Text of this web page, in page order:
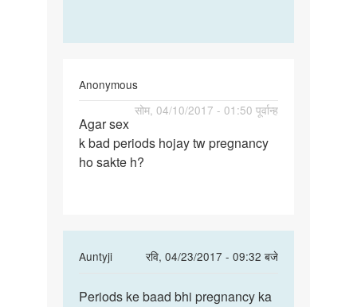
Anonymous
सोम, 04/10/2017 - 01:50 पूर्वान्ह
Agar
sex
k
Agar sex
k bad periods hojay tw pregnancy
ho sakte h?
Auntyji
रवि, 04/23/2017 - 09:32 बजे
In
to
Periods
Periods ke baad bhi pregnancy ka